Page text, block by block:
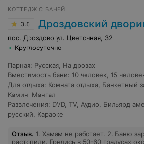
проскочили магазин, и из продуктов у
бутылка воды))) - Так влалельцы, узнав
вежливо угостили нас замеченными
домашней индейки, принесли домашние
овощи....в общем наше питание взяли
приятно! А когда высилялись -
домашней пергой! Сами уехали , а нам
отдыхать до позднего вечера (хотя
до 14:00) Просто нет слов...!
КОТТЕДЖ С БАНЕЙ
3.8 Дроздовский
пос. Дроздово ул. Цветочная, 32
Круглосуточно
Парная: Русская На дровах
Вместимость бани: 10 человек 15
Для отдыха: Комната отдыха Банкетный
Камин
Мангал
Развлечения: DVD, TV Аудио Бильярд
русский
Караоке
Отзыв. 1. Хамам не работает. 2. Баню заранее не
растопили. Грелись в 50-60 градусах